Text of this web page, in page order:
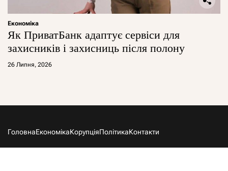
Економіка
Як ПриватБанк адаптує сервіси для
захисників і захисниць після полону
26 Липня, 2026
ГоловнаЕкономікаКорупціяПолітикаКонтакти